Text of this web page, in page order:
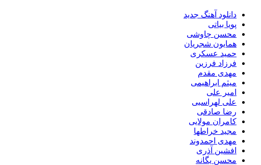
دانلود آهنگ جدید
پویا بیاتی
محسن چاوشی
همایون شجریان
حمید عسکری
فرزاد فرزین
مهدی مقدم
میثم ابراهیمی
امیر علی
علی لهراسبی
رضا صادقی
کامران مولایی
مجید خراطها
مهدی احمدوند
افشین آذری
محسن یگانه